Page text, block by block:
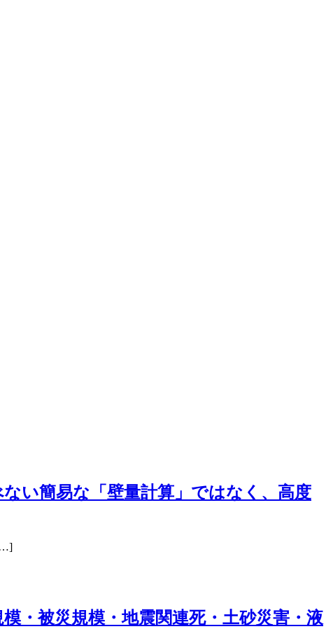
い簡易な「壁量計算」ではなく、高度
・被災規模・地震関連死・土砂災害・液